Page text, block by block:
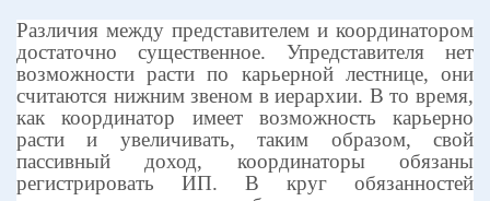
Различия между представителем и координатором
достаточно существенное. Упредставителя нет
возможности расти по карьерной лестнице, они
считаются нижним звеном в иерархии. В то время,
как координатор имеет возможность карьерно
расти и увеличивать, таким образом, свой
пассивный доход, координаторы обязаны
регистрировать ИП. В круг обязанностей